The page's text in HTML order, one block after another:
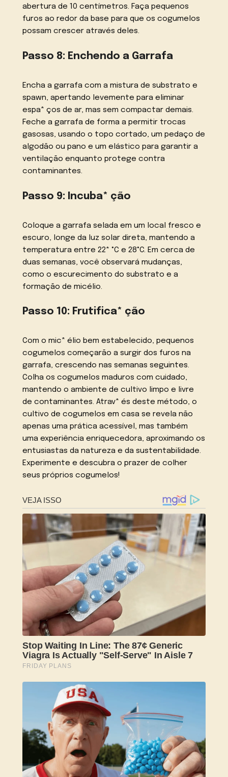
abertura de 10 centímetros. Faça pequenos
furos ao redor da base para que os cogumelos
possam crescer através deles.
Passo 8: Enchendo a Garrafa
Encha a garrafa com a mistura de substrato e
spawn, apertando levemente para eliminar
espa* ços de ar, mas sem compactar demais.
Feche a garrafa de forma a permitir trocas
gasosas, usando o topo cortado, um pedaço de
algodão ou pano e um elástico para garantir a
ventilação enquanto protege contra
contaminantes.
Passo 9: Incuba* ção
Coloque a garrafa selada em um local fresco e
escuro, longe da luz solar direta, mantendo a
temperatura entre 22* °C e 28°C. Em cerca de
duas semanas, você observará mudanças,
como o escurecimento do substrato e a
formação de micélio.
Passo 10: Frutifica* ção
Com o mic* élio bem estabelecido, pequenos
cogumelos começarão a surgir dos furos na
garrafa, crescendo nas semanas seguintes.
Colha os cogumelos maduros com cuidado,
mantendo o ambiente de cultivo limpo e livre
de contaminantes. Atrav* és deste método, o
cultivo de cogumelos em casa se revela não
apenas uma prática acessível, mas também
uma experiência enriquecedora, aproximando os
entusiastas da natureza e da sustentabilidade.
Experimente e descubra o prazer de colher
seus próprios cogumelos!